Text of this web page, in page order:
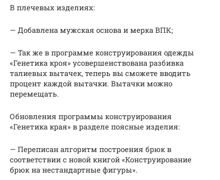
В плечевых изделиях:
— Добавлена мужская основа и мерка ВПК;
— Так же в программе конструирования одежды
«Генетика кроя» усовершенствована разбивка
талиевых вытачек, теперь вы сможете вводить
процент каждой вытачки. Вытачки можно
перемещать.
Обновления программы конструирования
«Генетика края» в разделе поясные изделия:
— Переписан алгоритм построения брюк в
соответствии с новой книгой «Конструирование
брюк на нестандартные фигуры».